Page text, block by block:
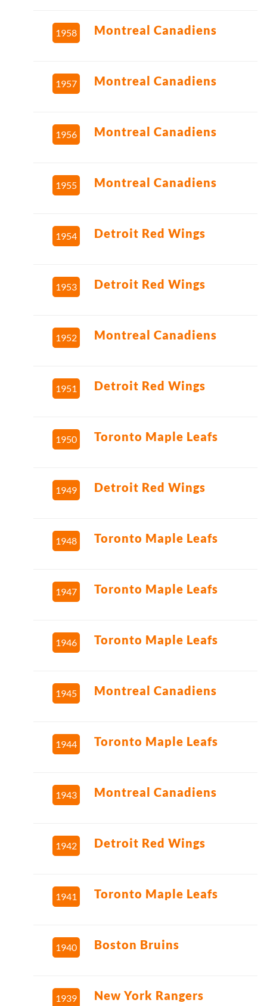
1958 Montreal Canadiens
1957 Montreal Canadiens
1956 Montreal Canadiens
1955 Montreal Canadiens
1954 Detroit Red Wings
1953 Detroit Red Wings
1952 Montreal Canadiens
1951 Detroit Red Wings
1950 Toronto Maple Leafs
1949 Detroit Red Wings
1948 Toronto Maple Leafs
1947 Toronto Maple Leafs
1946 Toronto Maple Leafs
1945 Montreal Canadiens
1944 Toronto Maple Leafs
1943 Montreal Canadiens
1942 Detroit Red Wings
1941 Toronto Maple Leafs
1940 Boston Bruins
1939 New York Rangers